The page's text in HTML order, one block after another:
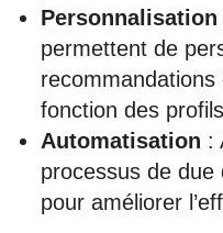
Personnalisation
permettent de
recommandations
fonction des
Automatisation :
processus de due
pour améliorer